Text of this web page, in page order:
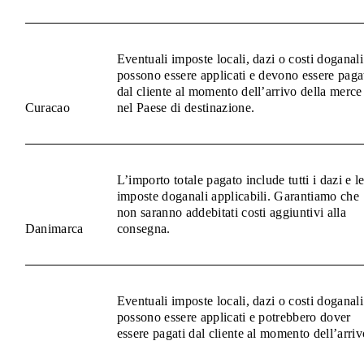
Curacao
Eventuali imposte locali, dazi o costi doganali
possono essere applicati e devono essere
dal cliente al momento dell’arrivo della merce
nel Paese di destinazione.
Danimarca
L’importo totale pagato include tutti i dazi e le
imposte doganali applicabili. Garantiamo che
non saranno addebitati costi aggiuntivi alla
consegna.
Eventuali imposte locali, dazi o costi doganali
possono essere applicati e potrebbero dover
essere pagati dal cliente al momento